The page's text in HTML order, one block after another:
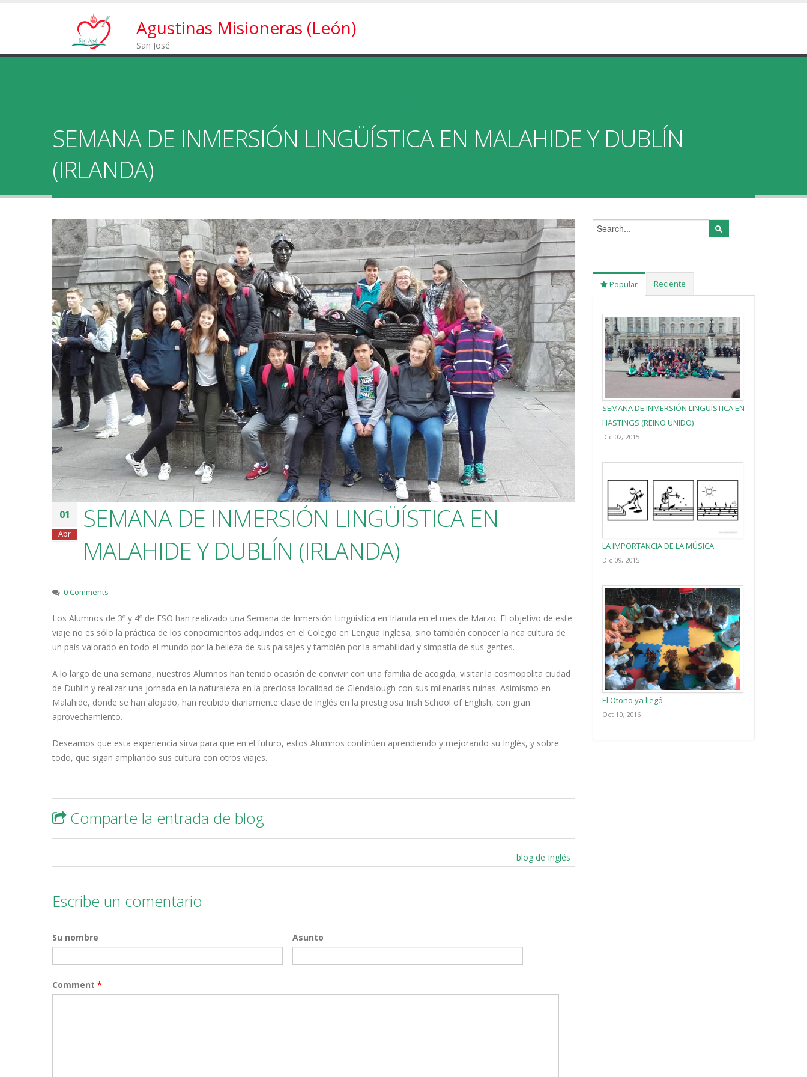
Agustinas Misioneras (León)
San José
SEMANA DE INMERSIÓN LINGÜÍSTICA EN MALAHIDE Y DUBLÍN
(IRLANDA)
01
Abr
SEMANA DE INMERSIÓN LINGÜÍSTICA EN
MALAHIDE Y DUBLÍN (IRLANDA)
0 Comments
Los Alumnos de 3º y 4º de ESO han realizado una Semana de Inmersión Lingüística en Irlanda en el mes de Marzo. El objetivo de este
viaje no es sólo la práctica de los conocimientos adquiridos en el Colegio en Lengua Inglesa, sino también conocer la rica cultura de
un país valorado en todo el mundo por la belleza de sus paisajes y también por la amabilidad y simpatía de sus gentes.
A lo largo de una semana, nuestros Alumnos han tenido ocasión de convivir con una familia de acogida, visitar la cosmopolita ciudad
de Dublín y realizar una jornada en la naturaleza en la preciosa localidad de Glendalough con sus milenarias ruinas. Asimismo en
Malahide, donde se han alojado, han recibido diariamente clase de Inglés en la prestigiosa Irish School of English, con gran
aprovechamiento.
Deseamos que esta experiencia sirva para que en el futuro, estos Alumnos continúen aprendiendo y mejorando su Inglés, y sobre
todo, que sigan ampliando sus cultura con otros viajes.
Comparte la entrada de blog
blog de Inglés
Escribe un comentario
Su nombre Asunto
Comment *
Formulario de
búsqueda
Popular Reciente
SEMANA DE INMERSIÓN LINGÜÍSTICA EN
HASTINGS (REINO UNIDO)
Dic 02, 2015
LA IMPORTANCIA DE LA MÚSICA
Dic 09, 2015
El Otoño ya llegó
Oct 10, 2016